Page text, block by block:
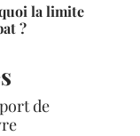
la limite
?
de